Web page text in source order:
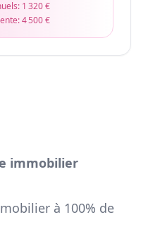
1 320 €
4 500 €
immobilier
à 100% de